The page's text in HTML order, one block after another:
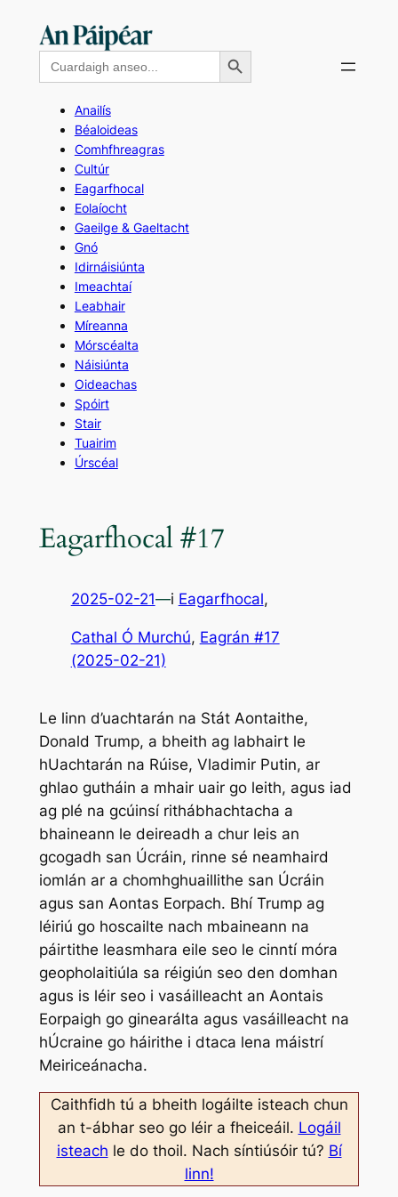
contentSearch
for:
Search Button
Anailís
Béaloideas
Comhfhreagras
Cultúr
Eagarfhocal
Eolaíocht
Gaeilge & Gaeltacht
Gnó
Idirnáisiúnta
Imeachtaí
Leabhair
Míreanna
Mórscéalta
Náisiúnta
Oideachas
Spóirt
Stair
Tuairim
Úrscéal
Eagarfhocal #17
2025-02-21—i Eagarfhocal,
Cathal Ó Murchú, Eagrán #17
(2025-02-21)
Le linn d’uachtarán na Stát Aontaithe,
Donald Trump, a bheith ag labhairt le
hUachtarán na Rúise, Vladimir Putin, ar
ghlao gutháin a mhair uair go leith, agus iad
ag plé na gcúinsí rithábhachtacha a
bhaineann le deireadh a chur leis an
gcogadh san Úcráin, rinne sé neamhaird
iomlán ar a chomhghuaillithe san Úcráin
agus san Aontas Eorpach. Bhí Trump ag
léiriú go hoscailte nach mbaineann na
páirtithe leasmhara eile seo le cinntí móra
geopholaitiúla sa réigiún seo den domhan
agus is léir seo i vasáilleacht an Aontais
Eorpaigh go ginearálta agus vasáilleacht na
hÚcraine go háirithe i dtaca lena máistrí
Meiriceánacha.
Caithfidh tú a bheith logáilte isteach chun
an t-ábhar seo go léir a fheiceáil. Logáil
isteach le do thoil. Nach síntiúsóir tú? Bí
linn!